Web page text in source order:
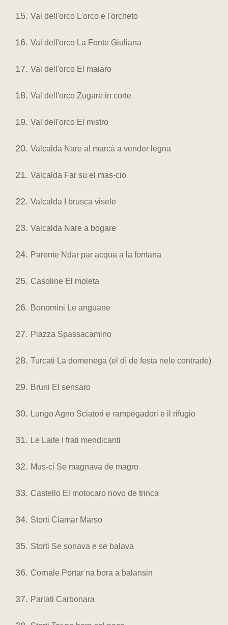
Val dell'orco L'orco e l'orcheto
Val dell'orco La Fonte Giuliana
Val dell'orco El maiaro
Val dell'orco Zugare in corte
Val dell'orco El mistro
Valcalda Nare al marcà a vender legna
Valcalda Far su el mas-cio
Valcalda I brusca visele
Valcalda Nare a bogare
Parente Ndar par acqua a la fontana
Casoline El moleta
Bonomini Le anguane
Piazza Spassacamino
Turcati La domenega (el dì de festa nele contrade)
Bruni El sensaro
Lungo Agno Sciatori e rampegadori e il rifugio
Le Laite I frati mendicanti
Mus-ci Se magnava de magro
Castello El motocaro novo de trinca
Storti Ciamar Marso
Storti Se sonava e se balava
Cornale Portar na bora a balansin
Parlati Carbonara